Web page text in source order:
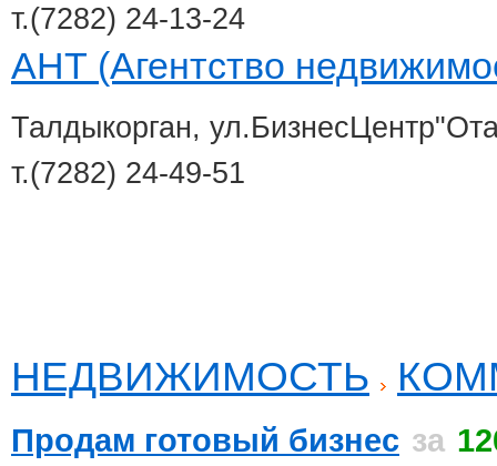
т.(7282) 24-13-24
АНТ (Агентство
Талдыкорган,
т.(7282) 24-49-51
НЕДВИЖИМОСТЬ
Продам готовый бизнес за